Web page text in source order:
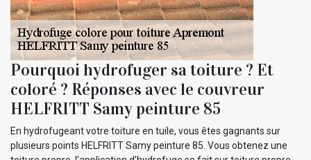
Pourquoi hydrofuger sa toiture ? Et
coloré ? Réponses avec le couvreur
HELFRITT Samy peinture 85
En hydrofugeant votre toiture en tuile, vous êtes gagnants sur
plusieurs points HELFRITT Samy peinture 85. Vous obtenez une